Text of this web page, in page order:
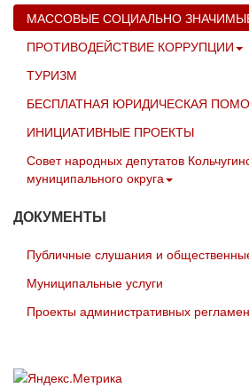
МАССОВЫЕ СОЦИАЛЬНО
ПРОТИВОДЕЙСТВИЕ КОРРУПЦИИ
ТУРИЗМ
БЕСПЛАТНАЯ ЮРИДИЧЕСКАЯ
ИНИЦИАТИВНЫЕ ПРОЕКТЫ
Совет народных депутатов
муниципального округа
ДОКУМЕНТЫ
Публичные слушания и
Муниципальные услуги
Проекты административных